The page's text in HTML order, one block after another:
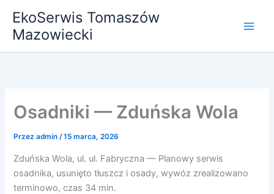
treści
EkoSerwis Tomaszów
Mazowiecki
Osadniki — Zduńska Wola
Przezadmin/15 marca, 2026
Zduńska Wola, ul. ul. Fabryczna — Planowy serwis
osadnika, usunięto tłuszcz i osady, wywóz zrealizowano
terminowo, czas 34 min.